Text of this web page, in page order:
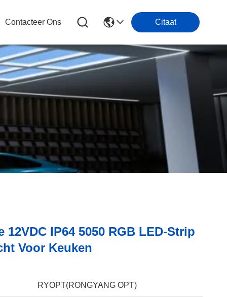
Contacteer Ons Citaat
12VDC IP64 5050 RGB LED-Strip
Voor Keuken
RYOPT(RONGYANG OPT)